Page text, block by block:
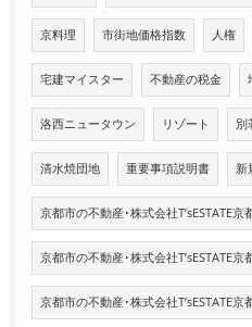
京料理 市街地価格指数 人権
宅建マイスター 不動産の税金
洛西ニュータウン リゾート 別
清水焼団地 重要事項説明書 新
京都市の不動産･株式会社T’sESTATE京
京都市の不動産･株式会社T’sESTATE京
京都市の不動産･株式会社T’sESTATE京